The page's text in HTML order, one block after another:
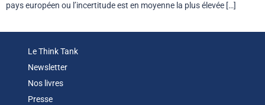
pays européen ou l’incertitude est en moyenne la plus élevée […]
Le Think Tank
Newsletter
Nos livres
Presse